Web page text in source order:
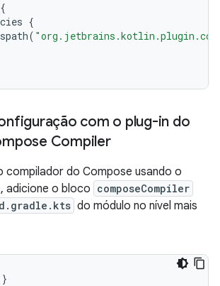
{
{
(
com o plug-in do
Compiler
compilador do Compose usando o
adicione o bloco composeCompiler
do módulo no nível mais
}